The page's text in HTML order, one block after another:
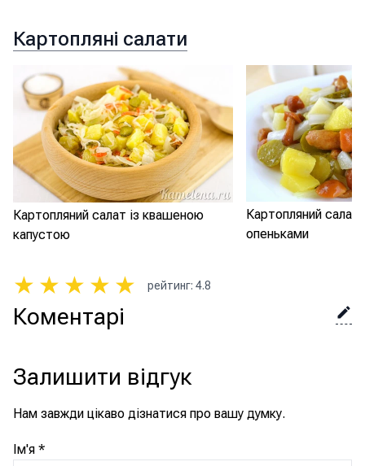
Картопляні салати
Картопляний салат із квашеною
капустою
Картопляний
опеньками
★ ★ ★ ★ ★ рейтинг: 4.8
Коментарі
Залишити відгук
Нам завжди цікаво дізнатися про вашу думку.
Ім'я *